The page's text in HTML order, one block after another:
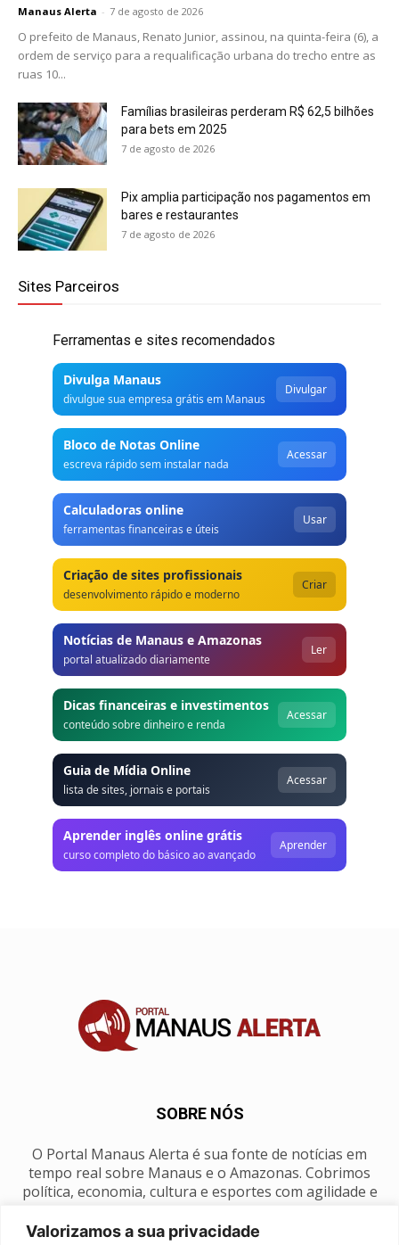
Valorizamos a sua privacidade
Manaus Alerta - 7 de agosto de 2026
O prefeito de Manaus, Renato Junior, assinou, na quinta-feira (6), a
ordem de serviço para a requalificação urbana do trecho entre as
ruas 10...
Famílias brasileiras perderam R$ 62,5 bilhões
para bets em 2025
7 de agosto de 2026
Pix amplia participação nos pagamentos em
bares e restaurantes
7 de agosto de 2026
Sites Parceiros
Ferramentas e sites recomendados
Divulga Manaus
divulgue sua empresa grátis em Manaus
Divulgar
Bloco de Notas Online
escreva rápido sem instalar nada
Acessar
Calculadoras online
ferramentas financeiras e úteis
Usar
Criação de sites profissionais
desenvolvimento rápido e moderno
Criar
Notícias de Manaus e Amazonas
portal atualizado diariamente
Ler
Dicas financeiras e investimentos
conteúdo sobre dinheiro e renda
Acessar
Guia de Mídia Online
lista de sites, jornais e portais
Acessar
Aprender inglês online grátis
curso completo do básico ao avançado
Aprender
SOBRE NÓS
O Portal Manaus Alerta é sua fonte de notícias em
tempo real sobre Manaus e o Amazonas. Cobrimos
política, economia, cultura e esportes com agilidade e